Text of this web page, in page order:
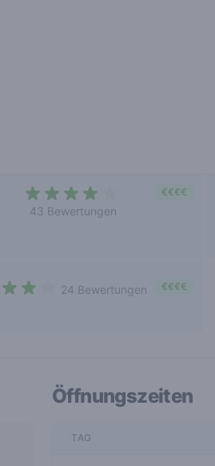
43 Bewertungen
€€€€
24 Bewertungen €€€€
Öffnungszeiten
TAG